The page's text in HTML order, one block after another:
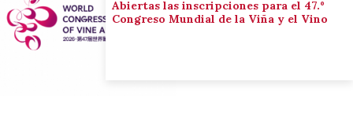
Abiertas las inscripciones para el 47.º
Congreso Mundial de la Viña y el Vino